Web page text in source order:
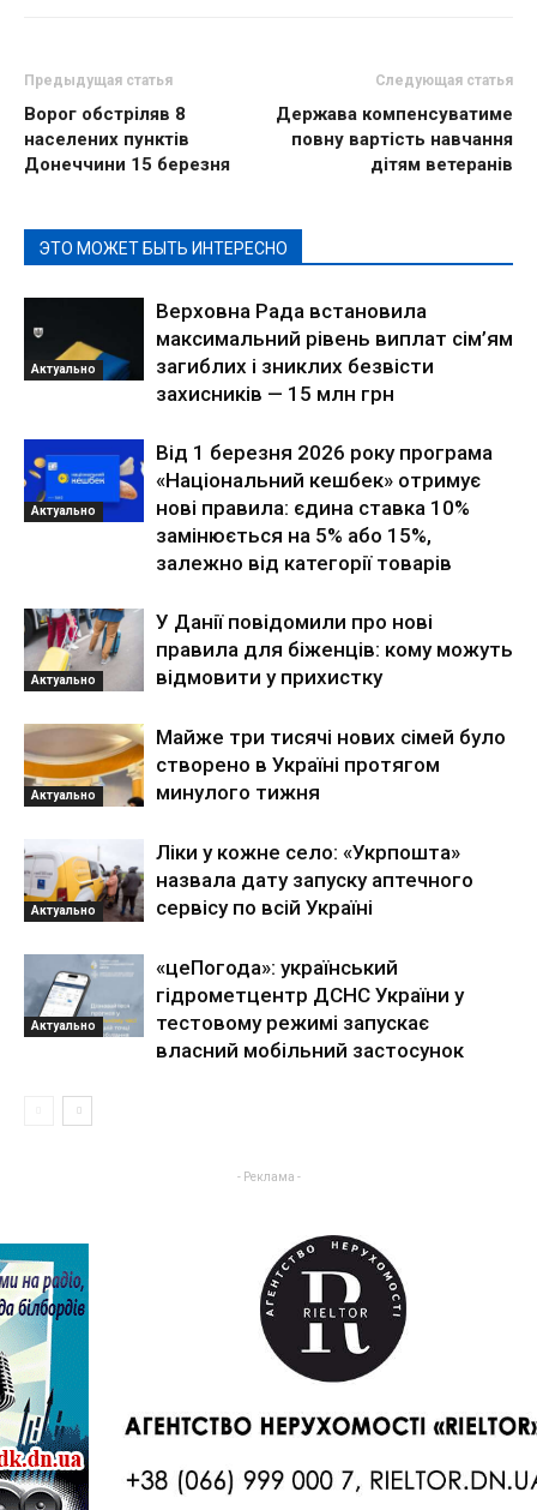
Предыдущая статья
Ворог обстріляв 8
населених пунктів
Донеччини 15 березня
Следующая статья
Держава компенсуватиме
повну вартість навчання
дітям ветеранів
ЭТО МОЖЕТ БЫТЬ ИНТЕРЕСНО
Актуально
Верховна Рада встановила
максимальний рівень виплат сім’ям
загиблих і зниклих безвісти
захисників — 15 млн грн
Актуально
Від 1 березня 2026 року програма
«Національний кешбек» отримує
нові правила: єдина ставка 10%
замінюється на 5% або 15%,
залежно від категорії товарів
Актуально
У Данії повідомили про нові
правила для біженців: кому можуть
відмовити у прихистку
Актуально
Майже три тисячі нових сімей було
створено в Україні протягом
минулого тижня
Актуально
Ліки у кожне село: «Укрпошта»
назвала дату запуску аптечного
сервісу по всій Україні
Актуально
«цеПогода»: український
гідрометцентр ДСНС України у
тестовому режимі запускає
власний мобільний застосунок
- Реклама -